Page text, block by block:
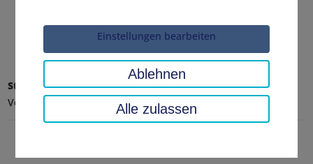
Startseite
Umwelt, Technik, Klimaschutz
Verbraucher, Landwirtschaft & Steillagen
Einstellungen bearbeiten
Ablehnen
Alle zulassen